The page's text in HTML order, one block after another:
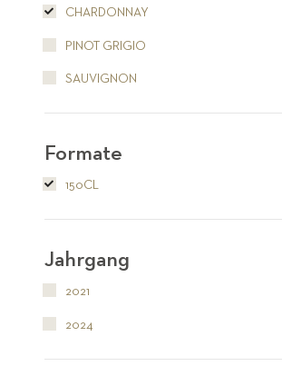
CHARDONNAY
PINOT GRIGIO
SAUVIGNON
Formate
150CL
Jahrgang
2021
2024